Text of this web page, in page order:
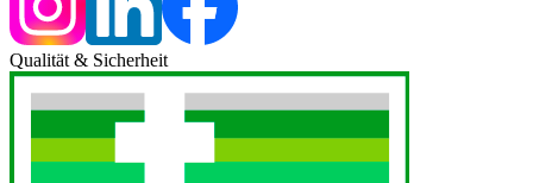
Qualität & Sicherheit